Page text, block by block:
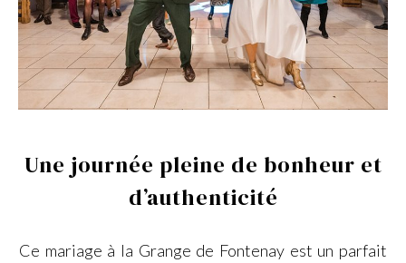
Une journée pleine de bonheur et
d’authenticité
Ce mariage à la Grange de Fontenay est un parfait